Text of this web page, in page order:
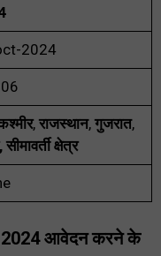
2024
, राजस्थान,गुजरात,
क्षेत्र
आवेदन करने के